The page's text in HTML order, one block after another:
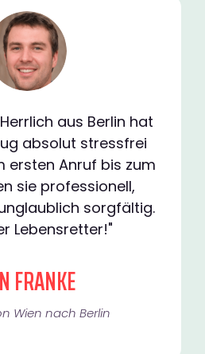
aus Berlin hat
absolut stressfrei
ersten Anruf bis zum
sie professionell,
sorgfältig.
Lebensretter!"
FRANKE
Wien nach Berlin